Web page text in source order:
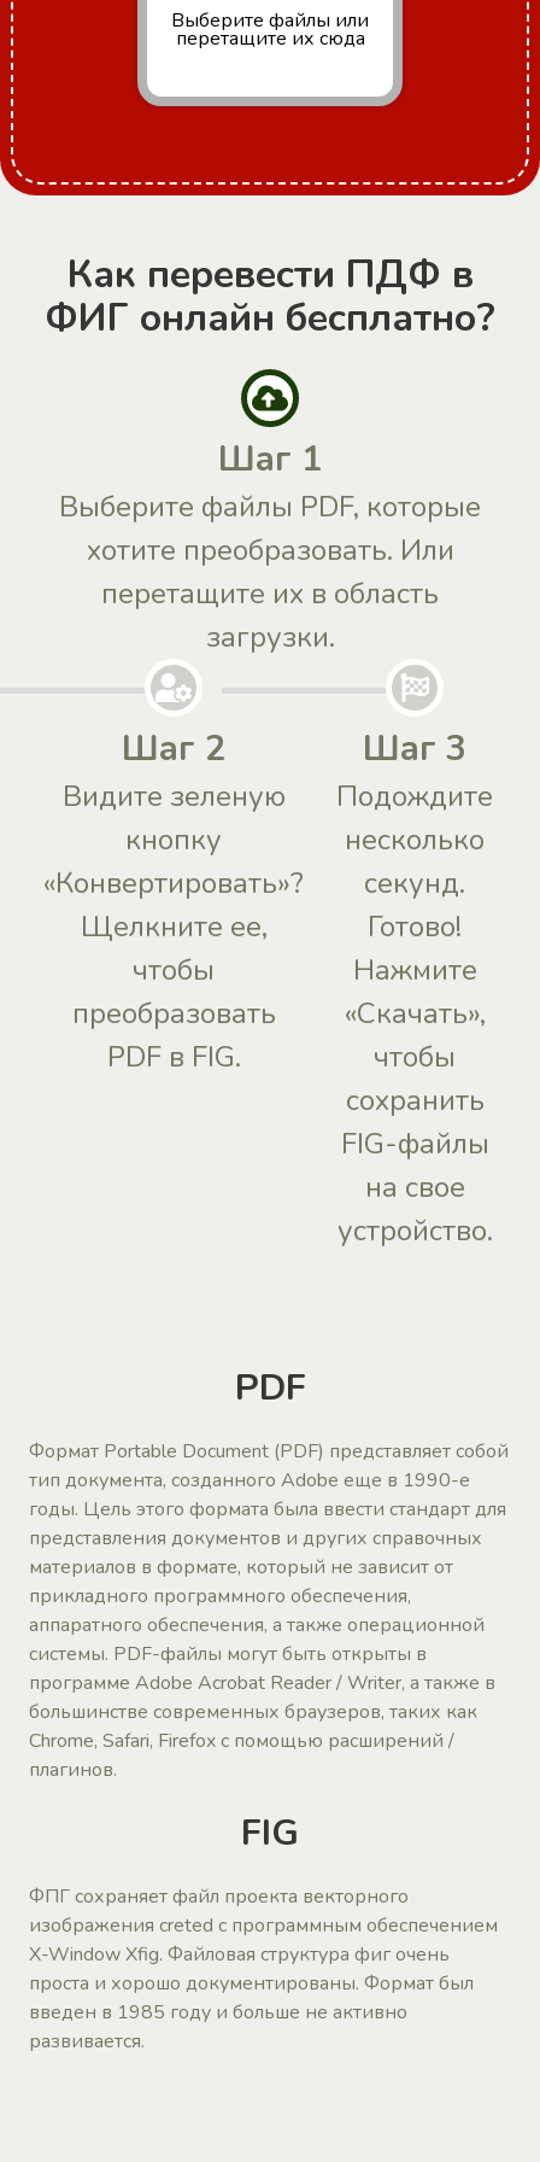
Выберите файлы или
перетащите их сюда
Как перевести ПДФ в
ФИГ онлайн бесплатно?
Шаг 1
Выберите файлы PDF, которые
хотите преобразовать. Или
перетащите их в область
загрузки.
Шаг 2
Видите зеленую
кнопку
«Конвертировать»?
Щелкните ее,
чтобы
преобразовать
PDF в FIG.
Шаг 3
Подождите
несколько
секунд.
Готово!
Нажмите
«Скачать»,
чтобы
сохранить
FIG-файлы
на свое
устройство.
PDF
Формат Portable Document (PDF) представляет собой
тип документа, созданного Adobe еще в 1990-е
годы. Цель этого формата была ввести стандарт для
представления документов и других справочных
материалов в формате, который не зависит от
прикладного программного обеспечения,
аппаратного обеспечения, а также операционной
системы. PDF-файлы могут быть открыты в
программе Adobe Acrobat Reader / Writer, а также в
большинстве современных браузеров, таких как
Chrome, Safari, Firefox с помощью расширений /
плагинов.
FIG
ФПГ сохраняет файл проекта векторного
изображения creted с программным обеспечением
X-Window Xfig. Файловая структура фиг очень
проста и хорошо документированы. Формат был
введен в 1985 году и больше не активно
развивается.